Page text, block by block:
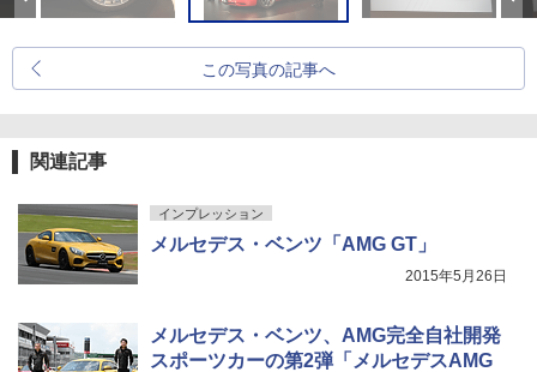
この写真の記事へ
関連記事
インプレッション
メルセデス・ベンツ「AMG GT」
2015年5月26日
メルセデス・ベンツ、AMG完全自社開発
スポーツカーの第2弾「メルセデスAMG